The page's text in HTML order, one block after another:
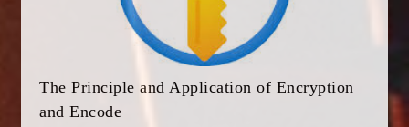
The Principle and Application of Encryption
and Encode